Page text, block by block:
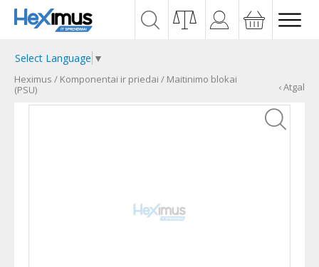
Select Language ▼
Heximus / Komponentai ir priedai / Maitinimo blokai
(PSU)
‹ Atgal